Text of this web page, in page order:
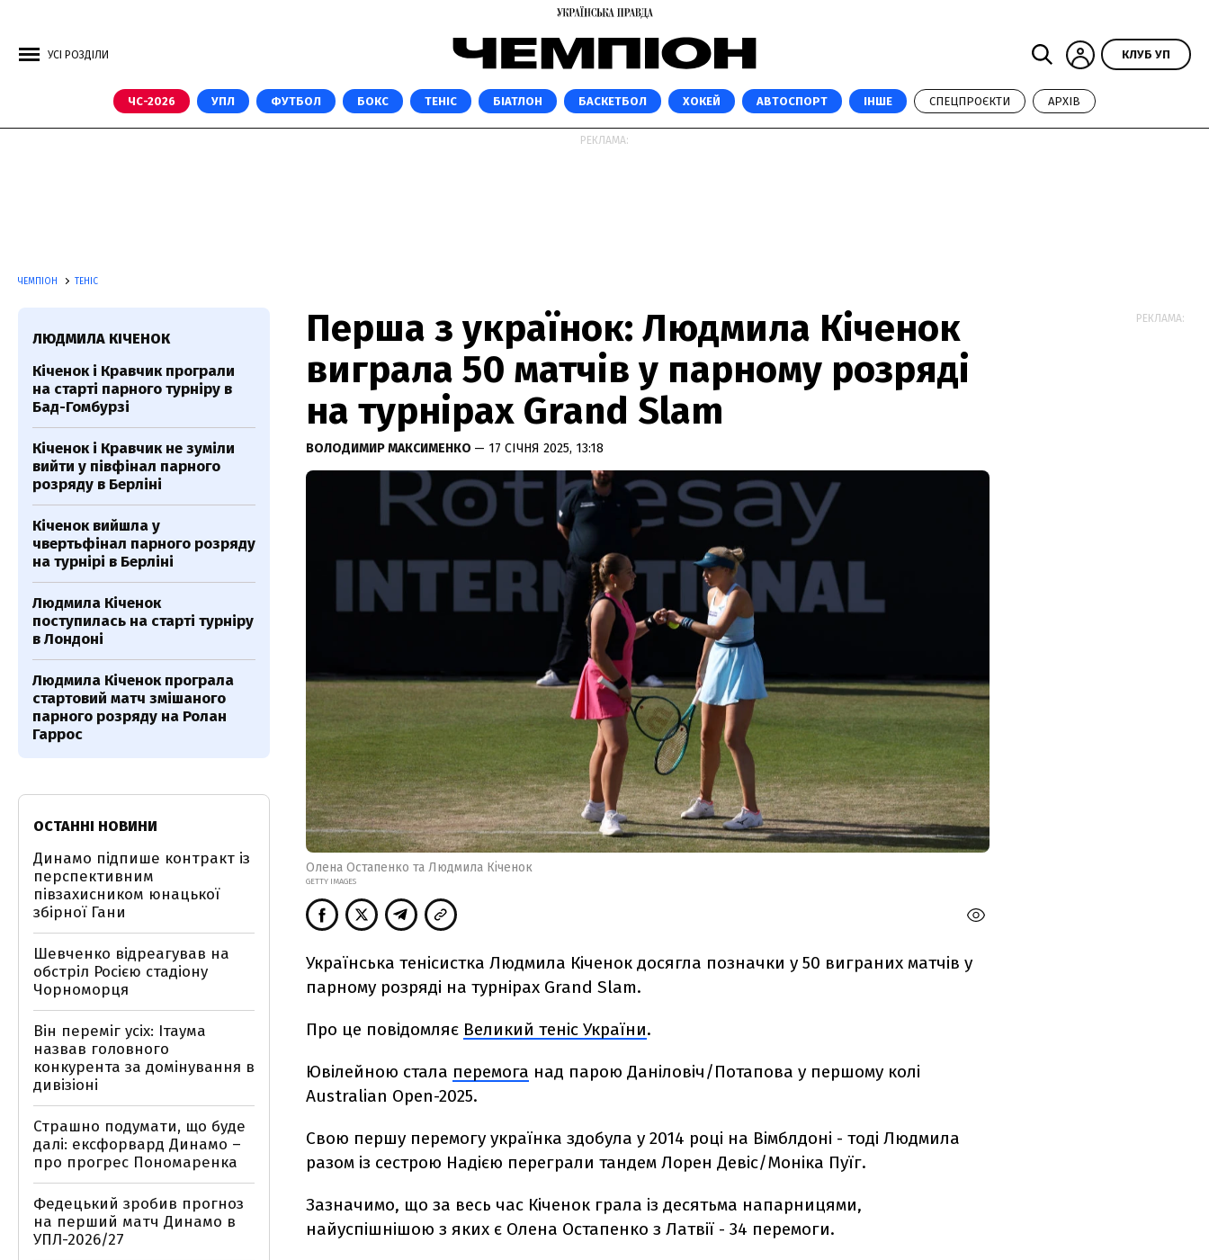
УСІ РОЗДІЛИ КЛУБ УП
ЧС-2026 УПЛ ФУТБОЛ БОКС ТЕНІС БІАТЛОН БАСКЕТБОЛ ХОКЕЙ АВТОСПОРТ ІНШЕ СПЕЦПРОЄКТИ АРХІВ
РЕКЛАМА:
ЧЕМПІОН ТЕНІС
Перша з українок: Людмила Кіченок
виграла 50 матчів у парному розряді
на турнірах Grand Slam
ВОЛОДИМИР МАКСИМЕНКО — 17 СІЧНЯ 2025, 13:18
Олена Остапенко та Людмила Кіченок
GETTY IMAGES
Українська тенісистка Людмила Кіченок досягла позначки у 50 виграних матчів у
парному розряді на турнірах Grand Slam.
Про це повідомляє Великий теніс України.
Ювілейною стала перемога над парою Даніловіч/Потапова у першому колі
Australian Open-2025.
Свою першу перемогу українка здобула у 2014 році на Вімблдоні - тоді Людмила
разом із сестрою Надією переграли тандем Лорен Девіс/Моніка Пуїг.
Зазначимо, що за весь час Кіченок грала із десятьма напарницями,
найуспішнішою з яких є Олена Остапенко з Латвії - 34 перемоги.
ЛЮДМИЛА КІЧЕНОК
Кіченок і Кравчик програли
на старті парного турніру в
Бад-Гомбурзі
Кіченок і Кравчик не зуміли
вийти у півфінал парного
розряду в Берліні
Кіченок вийшла у
чвертьфінал парного розряду
на турнірі в Берліні
Людмила Кіченок
поступилась на старті турніру
в Лондоні
Людмила Кіченок програла
стартовий матч змішаного
парного розряду на Ролан
Гаррос
ОСТАННІ НОВИНИ
Динамо підпише контракт із
перспективним
півзахисником юнацької
збірної Гани
Шевченко відреагував на
обстріл Росією стадіону
Чорноморця
Він переміг усіх: Ітаума
назвав головного
конкурента за домінування в
дивізіоні
Страшно подумати, що буде
далі: ексфорвард Динамо –
про прогрес Пономаренка
Федецький зробив прогноз
на перший матч Динамо в
УПЛ-2026/27
РЕКЛАМА: